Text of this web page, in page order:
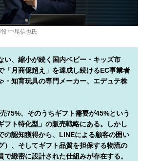
中尾信也氏
い、縮小が続く国内ベビー・キッズ市
「月商億超え」を達成し続けるEC事業者
・知育玩具の専門メーカー、エデュテ株
75%、そのうちギフト需要が45%という
フト特化型」の販売戦略にある。しかし
の認知獲得から、LINEによる顧客の囲い
）、そしてギフト品質を担保する物流の
で緻密に設計された仕組みが存在する。